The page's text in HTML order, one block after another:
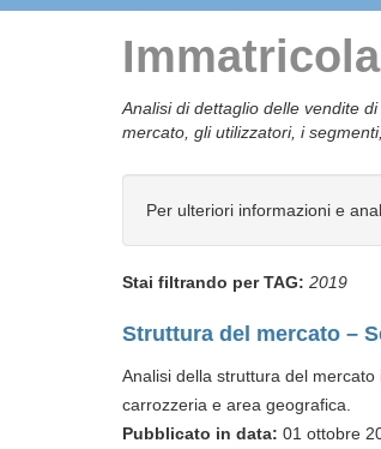
Analisi di dettaglio delle vendite
mercato, gli utilizzatori, i
Per ulteriori informazioni e
Stai filtrando per TAG: 2019
Struttura del mercato –
Analisi della struttura del
carrozzeria e area geografica.
Pubblicato in data: 01 ottobre